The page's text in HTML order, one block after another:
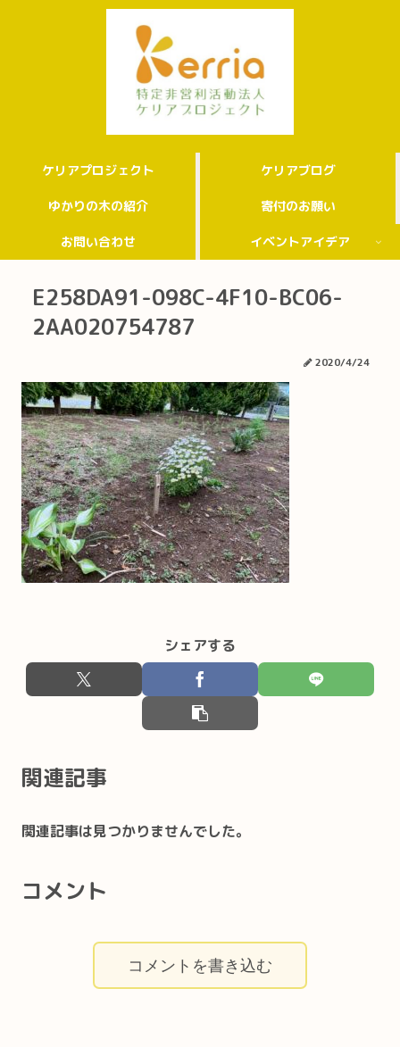
ケリアプロジェクト ケリアブログ
ゆかりの木の紹介 寄付のお願い
お問い合わせ イベントアイデア
E258DA91-098C-4F10-BC06-
2AA020754787
2020/4/24
シェアする
関連記事
関連記事は見つかりませんでした。
コメント
コメントを書き込む